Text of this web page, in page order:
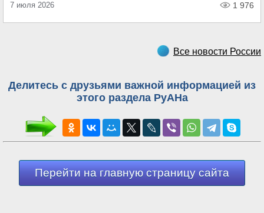
7 июля 2026 1 976
Все новости России
Делитесь с друзьями важной информацией из
этого раздела РуАНа
Перейти на главную страницу сайта